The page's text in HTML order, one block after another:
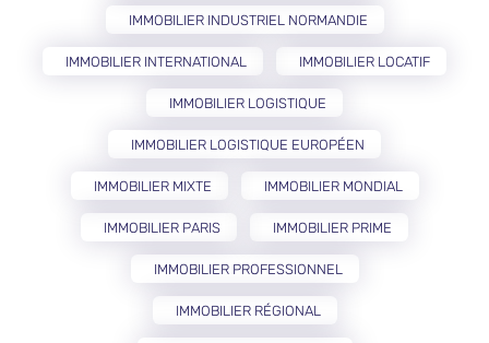
IMMOBILIER INDUSTRIEL NORMANDIE
IMMOBILIER INTERNATIONAL IMMOBILIER LOCATIF
IMMOBILIER LOGISTIQUE
IMMOBILIER LOGISTIQUE EUROPÉEN
IMMOBILIER MIXTE IMMOBILIER MONDIAL
IMMOBILIER PARIS IMMOBILIER PRIME
IMMOBILIER PROFESSIONNEL
IMMOBILIER RÉGIONAL